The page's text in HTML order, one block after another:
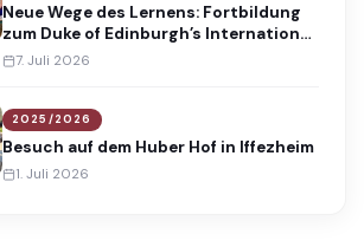
Neue Wege des Lernens: Fortbildung
zum Duke of Edinburgh’s International
Award
7. Juli 2026
2025/2026
Besuch auf dem Huber Hof in Iffezheim
1. Juli 2026